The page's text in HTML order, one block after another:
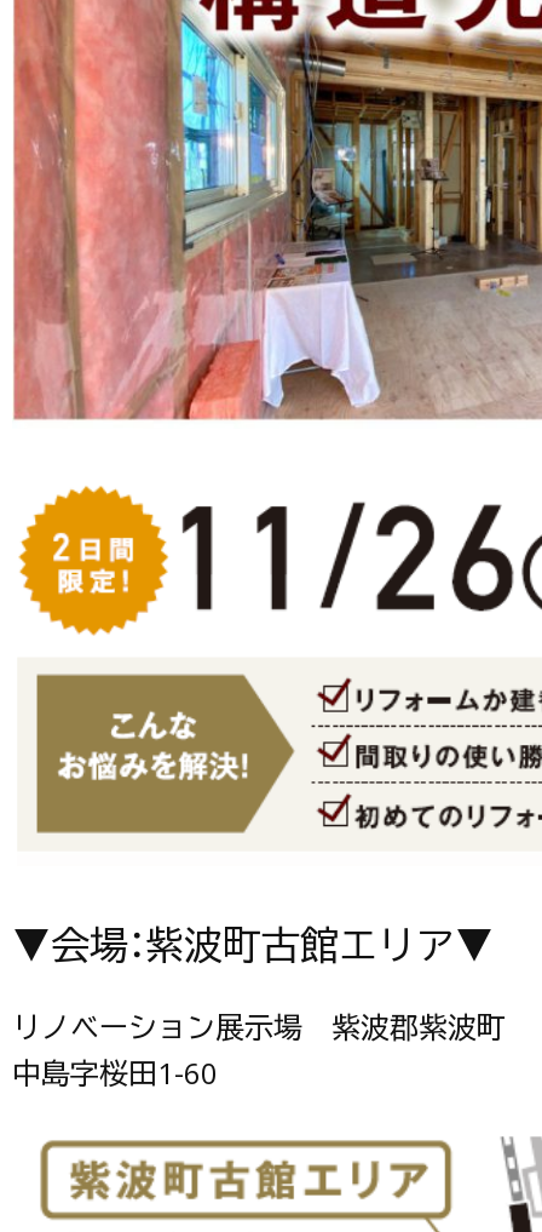
▼会場：紫波町古館エリア▼
リノベーション展示場 紫波郡紫波町
中島字桜田1-60